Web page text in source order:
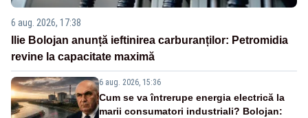
6 aug. 2026, 17:38
Ilie Bolojan anunță ieftinirea carburanților: Petromidia
revine la capacitate maximă
6 aug. 2026, 15:36
Cum se va întrerupe energia electrică la
marii consumatori industriali? Bolojan: